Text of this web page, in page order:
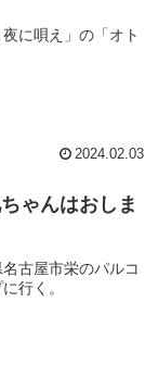
に唄え」の「オト
2024.02.03
ゃんはおしま
古屋市栄のパルコ
行く。